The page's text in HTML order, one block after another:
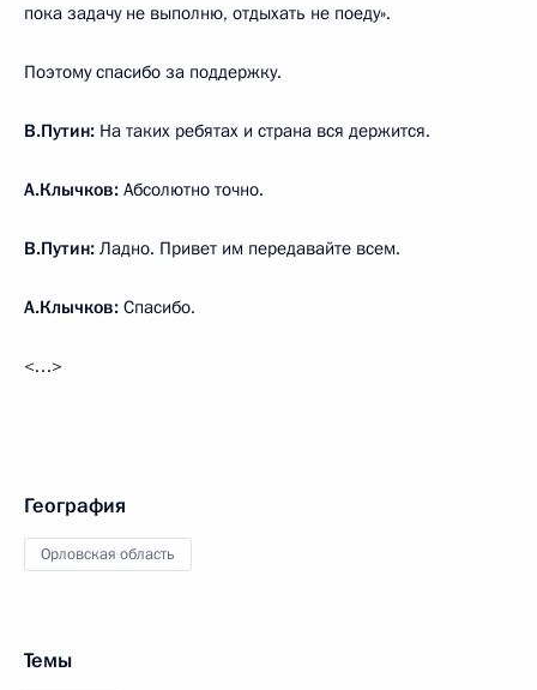
пока задачу не выполню, отдыхать не поеду».
Поэтому спасибо за поддержку.
В.Путин: На таких ребятах и страна вся держится.
А.Клычков: Абсолютно точно.
В.Путин: Ладно. Привет им передавайте всем.
А.Клычков: Спасибо.
<…>
География
Орловская область
Темы